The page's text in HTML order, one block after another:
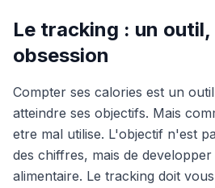
Le tracking : un outil,
obsession
Compter ses calories est un
atteindre ses objectifs. Mais
etre mal utilise. L'objectif n'est
des chiffres, mais de
alimentaire. Le tracking doit